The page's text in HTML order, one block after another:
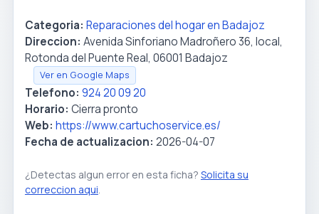
Categoria: Reparaciones del hogar en Badajoz
Direccion: Avenida Sinforiano Madroñero 36, local,
Rotonda del Puente Real, 06001 Badajoz
Ver en Google Maps
Telefono: 924 20 09 20
Horario: Cierra pronto
Web: https://www.cartuchoservice.es/
Fecha de actualizacion: 2026-04-07
¿Detectas algun error en esta ficha? Solicita su
correccion aqui